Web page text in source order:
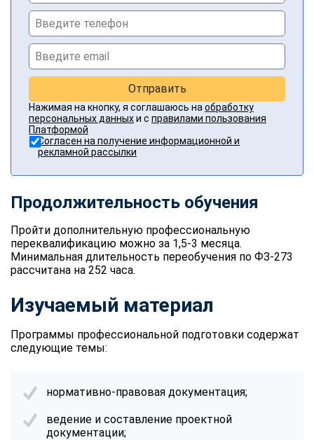
Отправить
Нажимая на кнопку, я соглашаюсь на обработку
персональных данныхи с правилами пользования
Платформой
Согласен на получение информационной и
рекламной рассылки
Продолжительность обучения
Пройти дополнительную профессиональную
переквалификацию можно за 1,5-3 месяца.
Минимальная длительность переобучения по ФЗ-273
рассчитана на 252 часа.
Изучаемый материал
Программы профессиональной подготовки содержат
следующие темы:
нормативно-правовая документация;
ведение и составление проектной
документации;